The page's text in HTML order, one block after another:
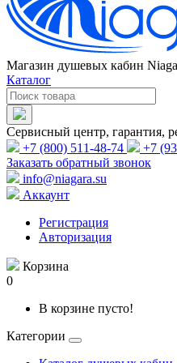
Магазин душевых кабин
Каталог
Сервисный центр, гарантия,
+7 (800) 511-48-74
+7
Заказать обратный звонок
info@niagara.su
Аккаунт
Регистрация
Авторизация
Корзина
0
В корзине пусто!
Категории